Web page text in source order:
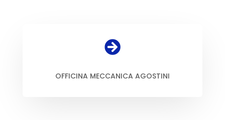

OFFICINA MECCANICA AGOSTINI